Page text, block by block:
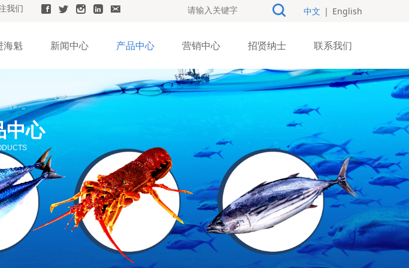
我们 中文 | English
海魁 新闻中心 产品中心 营销中心 招贤纳士 联系我们
中心